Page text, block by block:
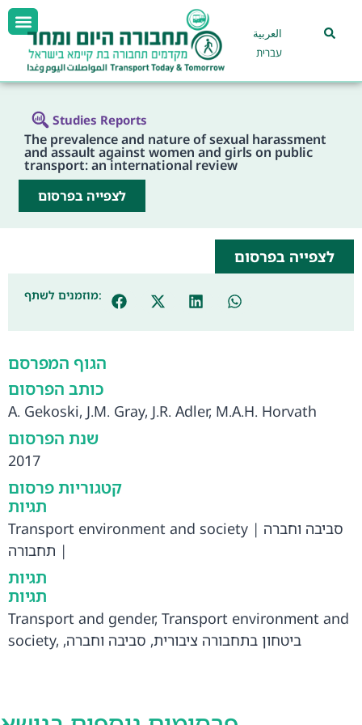
العربية
עברית
Studies Reports
The prevalence and nature of sexual harassment
and assault against women and girls on public
transport: an international review
לצפייה בפרסום
לצפייה בפרסום
מוזמנים לשתף:
הגוף המפרסם
כותב הפרסום
A. Gekoski, J.M. Gray, J.R. Adler, M.A.H. Horvath
שנת הפרסום
2017
קטגוריות פרסום
תגיות
Transport environment and society | סביבה וחברה
| תחבורה
תגיות
תגיות
Transport and gender, Transport environment and
society, ביטחון בתחבורה ציבורית, סביבה וחברה,